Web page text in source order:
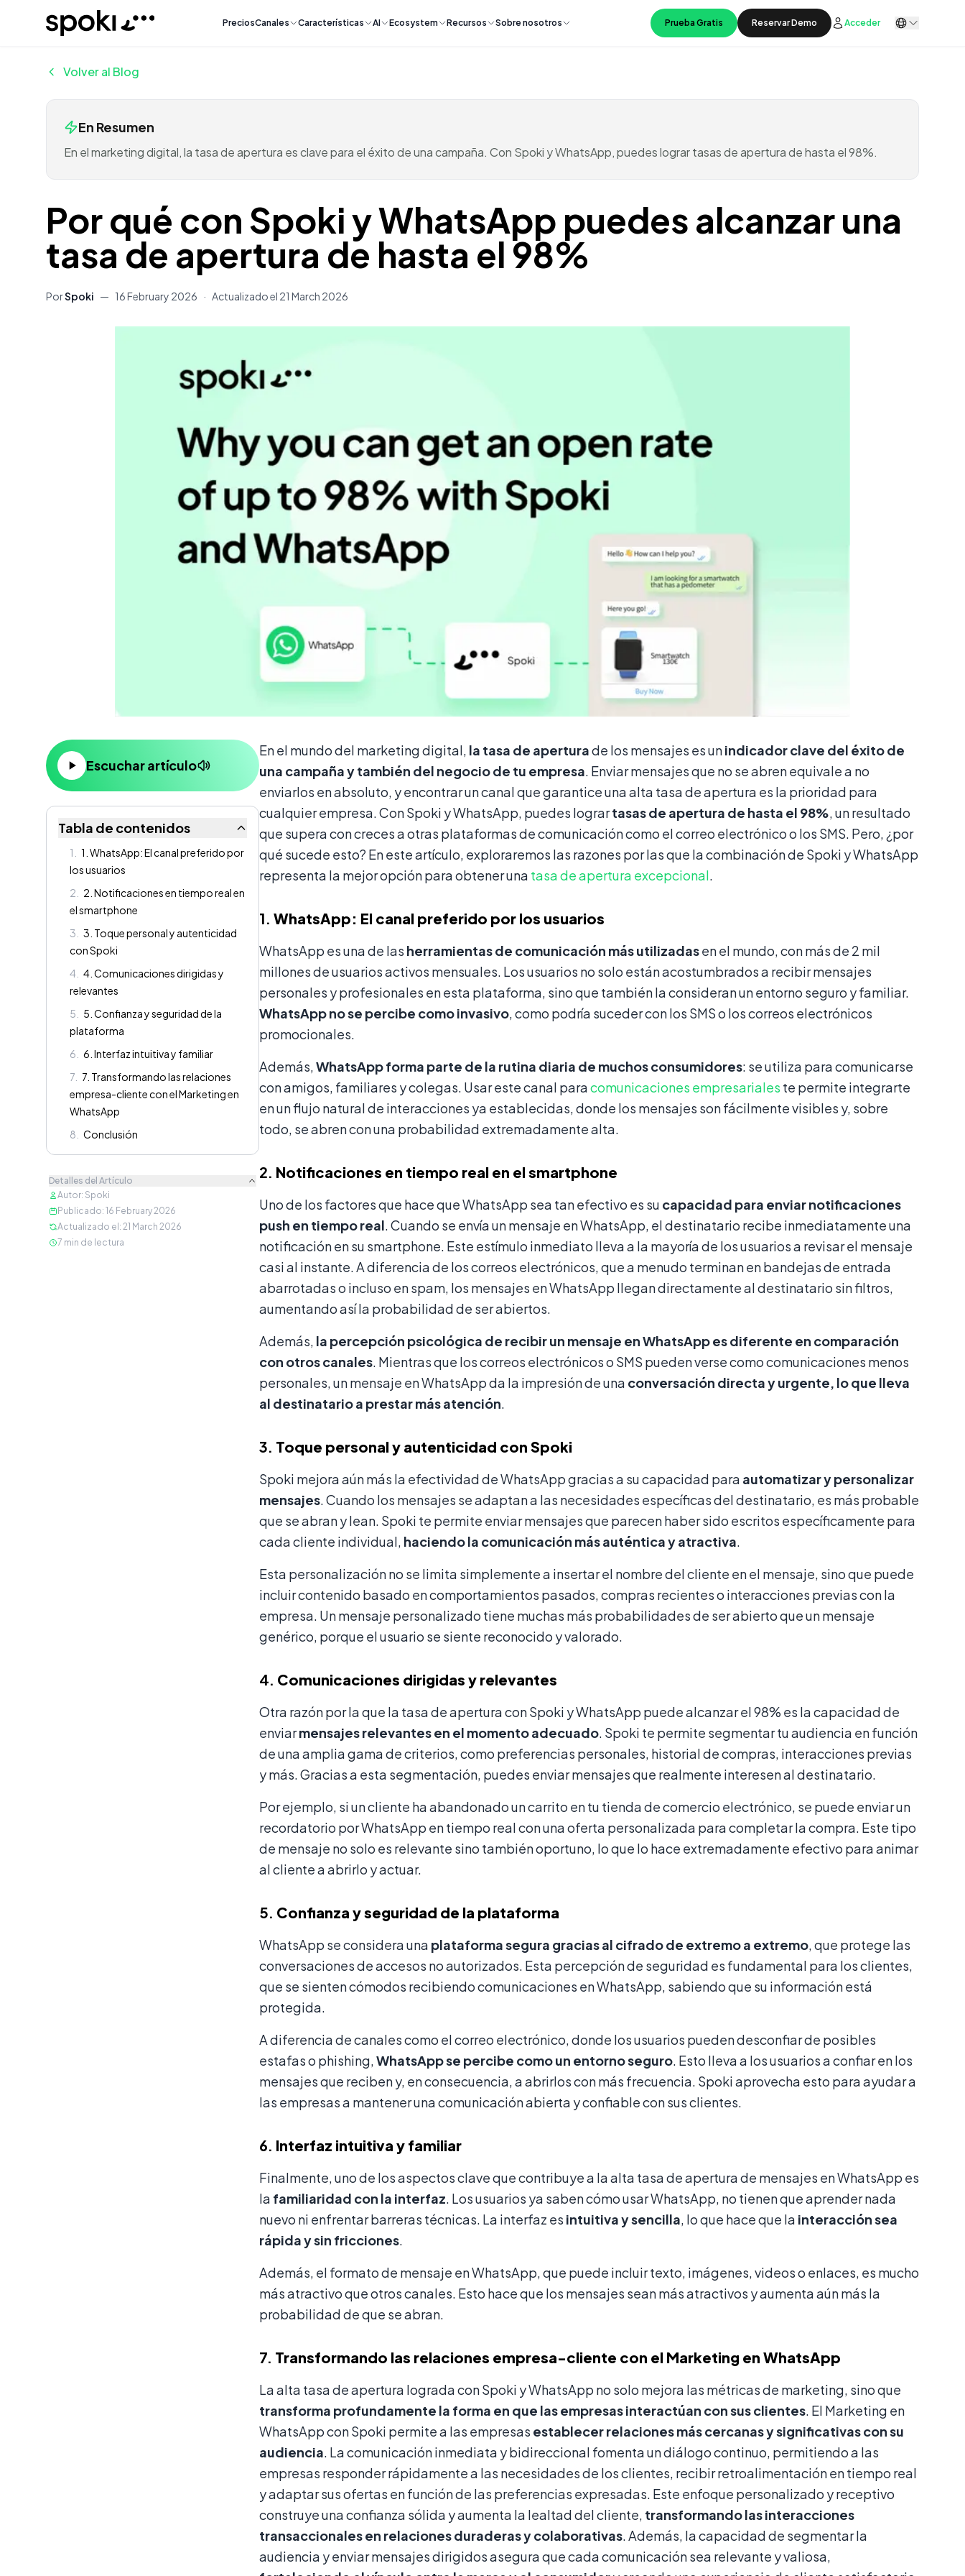
Spoki PreciosCanales Características AI Ecosystem Recursos Sobre nosotros Prueba Gratis Reservar Demo Acceder
Volver al Blog
En Resumen
En el marketing digital, la tasa de apertura es clave para el éxito de una campaña. Con Spoki y WhatsApp, puedes lograr tasas de apertura de hasta el 98%.
Por qué con Spoki y WhatsApp puedes alcanzar una
tasa de apertura de hasta el 98%
PorSpoki — 16 February 2026 · Actualizado el 21 March 2026
Escuchar artículo
Tabla de contenidos
1
1. WhatsApp: El canal preferido por
los usuarios
2
2. Notificaciones en tiempo real en
el smartphone
3
3. Toque personal y autenticidad
con Spoki
4
4. Comunicaciones dirigidas y
relevantes
5
5. Confianza y seguridad de la
plataforma
6
6. Interfaz intuitiva y familiar
7
7. Transformando las relaciones
empresa-cliente con el Marketing en
WhatsApp
8
Conclusión
Detalles del Artículo
Autor: Spoki
Publicado: 16 February 2026
Actualizado el : 21 March 2026
7 min de lectura
Contenido
En el mundo del marketing digital, la tasa de aperturade los mensajes es unindicador clave del éxito de
una campaña y también del negocio de tu empresa. Enviar mensajes que no se abren equivale a no
enviarlos en absoluto, y encontrar un canal que garantice una alta tasa de apertura es la prioridad para
cualquier empresa. Con Spoki y WhatsApp, puedes logrartasas de apertura de hasta el 98%, un resultado
que supera con creces a otras plataformas de comunicación como el correo electrónico o los SMS. Pero, ¿por
qué sucede esto? En este artículo, exploraremos las razones por las que la combinación de Spoki y WhatsApp
representa la mejor opción para obtener una tasa de apertura excepcional.
1. WhatsApp: El canal preferido por los usuarios
WhatsApp es una de las herramientas de comunicación más utilizadasen el mundo, con más de 2 mil
millones de usuarios activos mensuales. Los usuarios no solo están acostumbrados a recibir mensajes
personales y profesionales en esta plataforma, sino que también la consideran un entorno seguro y familiar.
WhatsApp no se percibe como invasivo, como podría suceder con los SMS o los correos electrónicos
promocionales.
Además,WhatsApp forma parte de la rutina diaria de muchos consumidores: se utiliza para comunicarse
con amigos, familiares y colegas. Usar este canal paracomunicaciones empresariales te permite integrarte
en un flujo natural de interacciones ya establecidas, donde los mensajes son fácilmente visibles y, sobre
todo, se abren con una probabilidad extremadamente alta.
2. Notificaciones en tiempo real en el smartphone
Uno de los factores que hace que WhatsApp sea tan efectivo es su capacidad para enviar notificaciones
push en tiempo real. Cuando se envía un mensaje en WhatsApp, el destinatario recibe inmediatamente una
notificación en su smartphone. Este estímulo inmediato lleva a la mayoría de los usuarios a revisar el mensaje
casi al instante. A diferencia de los correos electrónicos, que a menudo terminan en bandejas de entrada
abarrotadas o incluso en spam, los mensajes en WhatsApp llegan directamente al destinatario sin filtros,
aumentando así la probabilidad de ser abiertos.
Además, la percepción psicológica de recibir un mensaje en WhatsApp es diferente en comparación
con otros canales. Mientras que los correos electrónicos o SMS pueden verse como comunicaciones menos
personales, un mensaje en WhatsApp da la impresión de una conversación directa y urgente, lo que lleva
al destinatario a prestar más atención.
3. Toque personal y autenticidad con Spoki
Spoki mejora aún más la efectividad de WhatsApp gracias a su capacidad para automatizar y personalizar
mensajes. Cuando los mensajes se adaptan a las necesidades específicas del destinatario, es más probable
que se abran y lean. Spoki te permite enviar mensajes que parecen haber sido escritos específicamente para
cada cliente individual, haciendo la comunicación más auténtica y atractiva.
Esta personalización no se limita simplemente a insertar el nombre del cliente en el mensaje, sino que puede
incluir contenido basado en comportamientos pasados, compras recientes o interacciones previas con la
empresa. Un mensaje personalizado tiene muchas más probabilidades de ser abierto que un mensaje
genérico, porque el usuario se siente reconocido y valorado.
4. Comunicaciones dirigidas y relevantes
Otra razón por la que la tasa de apertura con Spoki y WhatsApp puede alcanzar el 98% es la capacidad de
enviarmensajes relevantes en el momento adecuado. Spoki te permite segmentar tu audiencia en función
de una amplia gama de criterios, como preferencias personales, historial de compras, interacciones previas
y más. Gracias a esta segmentación, puedes enviar mensajes que realmente interesen al destinatario.
Por ejemplo, si un cliente ha abandonado un carrito en tu tienda de comercio electrónico, se puede enviar un
recordatorio por WhatsApp en tiempo real con una oferta personalizada para completar la compra. Este tipo
de mensaje no solo es relevante sino también oportuno, lo que lo hace extremadamente efectivo para animar
al cliente a abrirlo y actuar.
5. Confianza y seguridad de la plataforma
WhatsApp se considera una plataforma segura gracias al cifrado de extremo a extremo, que protege las
conversaciones de accesos no autorizados. Esta percepción de seguridad es fundamental para los clientes,
que se sienten cómodos recibiendo comunicaciones en WhatsApp, sabiendo que su información está
protegida.
A diferencia de canales como el correo electrónico, donde los usuarios pueden desconfiar de posibles
estafas o phishing,WhatsApp se percibe como un entorno seguro. Esto lleva a los usuarios a confiar en los
mensajes que reciben y, en consecuencia, a abrirlos con más frecuencia. Spoki aprovecha esto para ayudar a
las empresas a mantener una comunicación abierta y confiable con sus clientes.
6. Interfaz intuitiva y familiar
Finalmente, uno de los aspectos clave que contribuye a la alta tasa de apertura de mensajes en WhatsApp es
la familiaridad con la interfaz. Los usuarios ya saben cómo usar WhatsApp, no tienen que aprender nada
nuevo ni enfrentar barreras técnicas. La interfaz es intuitiva y sencilla, lo que hace que la interacción sea
rápida y sin fricciones.
Además, el formato de mensaje en WhatsApp, que puede incluir texto, imágenes, videos o enlaces, es mucho
más atractivo que otros canales. Esto hace que los mensajes sean más atractivos y aumenta aún más la
probabilidad de que se abran.
7. Transformando las relaciones empresa-cliente con el Marketing en WhatsApp
La alta tasa de apertura lograda con Spoki y WhatsApp no solo mejora las métricas de marketing, sino que
transforma profundamente la forma en que las empresas interactúan con sus clientes. El Marketing en
WhatsApp con Spoki permite a las empresas establecer relaciones más cercanas y significativas con su
audiencia. La comunicación inmediata y bidireccional fomenta un diálogo continuo, permitiendo a las
empresas responder rápidamente a las necesidades de los clientes, recibir retroalimentación en tiempo real
y adaptar sus ofertas en función de las preferencias expresadas. Este enfoque personalizado y receptivo
construye una confianza sólida y aumenta la lealtad del cliente, transformando las interacciones
transaccionales en relaciones duraderas y colaborativas. Además, la capacidad de segmentar la
audiencia y enviar mensajes dirigidos asegura que cada comunicación sea relevante y valiosa,